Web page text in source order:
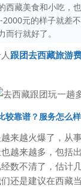
西藏美食和小吃，
元的样子就差
而行就好了。
跟团去西藏旅游
较靠谱？服务怎么样
来越火爆了，从
越来越多，包括
数不清了，估计
还是建议在西藏